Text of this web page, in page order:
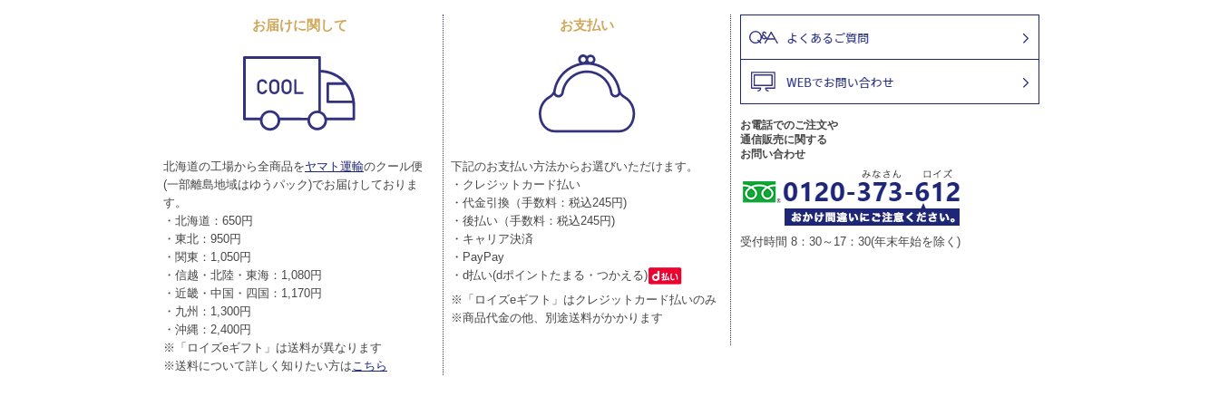
お届けに関して
北海道の工場から全商品をヤマト運輸のクール便
(一部離島地域はゆうパック)でお届けしておりま
す。
・北海道：650円
・東北：950円
・関東：1,050円
・信越・北陸・東海：1,080円
・近畿・中国・四国：1,170円
・九州：1,300円
・沖縄：2,400円
※「ロイズeギフト」は送料が異なります
※送料について詳しく知りたい方はこちら
お支払い
下記のお支払い方法からお選びいただけます。
・クレジットカード払い
・代金引換（手数料：税込245円)
・後払い（手数料：税込245円)
・キャリア決済
・PayPay
・d払い(dポイントたまる・つかえる)
※「ロイズeギフト」はクレジットカード払いのみ
※商品代金の他、別途送料がかかります
お電話でのご注文や
通信販売に関する
お問い合わせ
受付時間 8：30～17：30(年末年始を除く)